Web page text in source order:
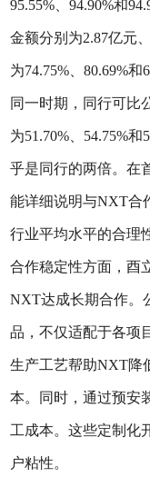
95.55%、94.90%和
金额分别为2.87亿元
为74.75%、80.69%和
同一时期，同行可比
为51.70%、54.75%
乎是同行的两倍。在
能详细说明与NXT合
行业平均水平的合理
合作稳定性方面，酉
NXT达成长期合作。
品，不仅适配于各项
生产工艺帮助NXT降
本。同时，通过预安
工成本。这些定制化
户粘性。